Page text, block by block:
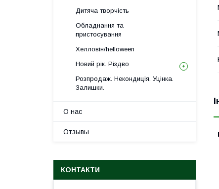
Дитяча творчість
Обладнання та
пристосування
Хелловін/helloween
Новий рік. Різдво
Розпродаж. Некондиція. Уцінка.
Залишки.
О нас
Отзывы
КОНТАКТИ